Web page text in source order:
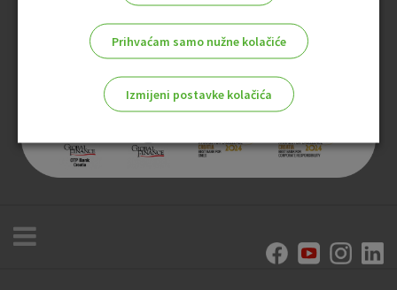
Prihvaćam samo nužne kolačiće
Izmijeni postavke kolačića